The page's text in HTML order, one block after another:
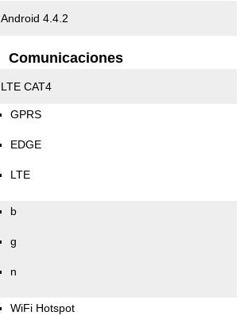
Android 4.4.2
Comunicaciones
LTE CAT4
GPRS
EDGE
LTE
b
g
n
WiFi Hotspot